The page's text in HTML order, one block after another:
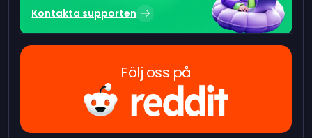
Kontakta supporten
Följ oss på